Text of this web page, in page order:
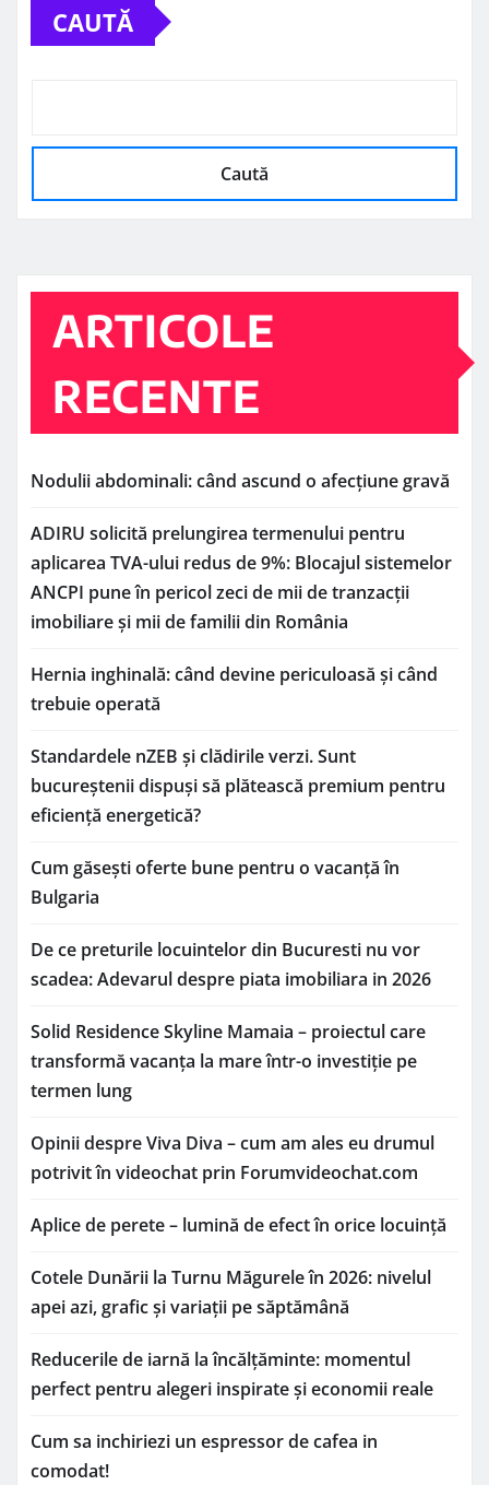
CAUTĂ
Caută
ARTICOLE
RECENTE
Nodulii abdominali: când ascund o afecțiune gravă
ADIRU solicită prelungirea termenului pentru
aplicarea TVA-ului redus de 9%: Blocajul sistemelor
ANCPI pune în pericol zeci de mii de tranzacții
imobiliare și mii de familii din România
Hernia inghinală: când devine periculoasă și când
trebuie operată
Standardele nZEB și clădirile verzi. Sunt
bucureștenii dispuși să plătească premium pentru
eficiență energetică?
Cum găsești oferte bune pentru o vacanță în
Bulgaria
De ce preturile locuintelor din Bucuresti nu vor
scadea: Adevarul despre piata imobiliara in 2026
Solid Residence Skyline Mamaia – proiectul care
transformă vacanța la mare într-o investiție pe
termen lung
Opinii despre Viva Diva – cum am ales eu drumul
potrivit în videochat prin Forumvideochat.com
Aplice de perete – lumină de efect în orice locuință
Cotele Dunării la Turnu Măgurele în 2026: nivelul
apei azi, grafic și variații pe săptămână
Reducerile de iarnă la încălțăminte: momentul
perfect pentru alegeri inspirate și economii reale
Cum sa inchiriezi un espressor de cafea in
comodat!